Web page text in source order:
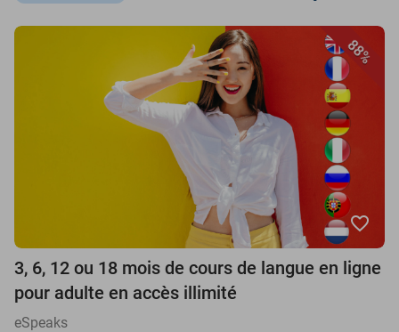
88%
favorite_border
3, 6, 12 ou 18 mois de cours de langue en ligne
pour adulte en accès illimité
eSpeaks